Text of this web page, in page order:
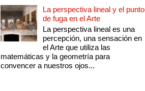
La perspectiva lineal y el punto
de fuga en el Arte
La perspectiva lineal es una
percepción, una sensación en
el Arte que utiliza las
matemáticas y la geometría para
convencer a nuestros ojos...